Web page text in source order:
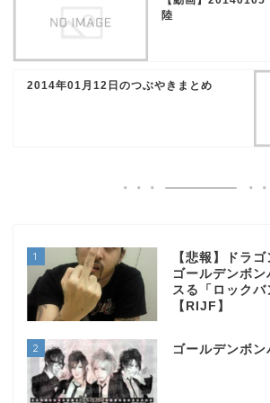
陸
2014年01月12日のつぶやきまとめ
1
【悲報】ドラ
ゴールデンボ
スる「ロックバ
【RIJF】
2 ゴールデンボ